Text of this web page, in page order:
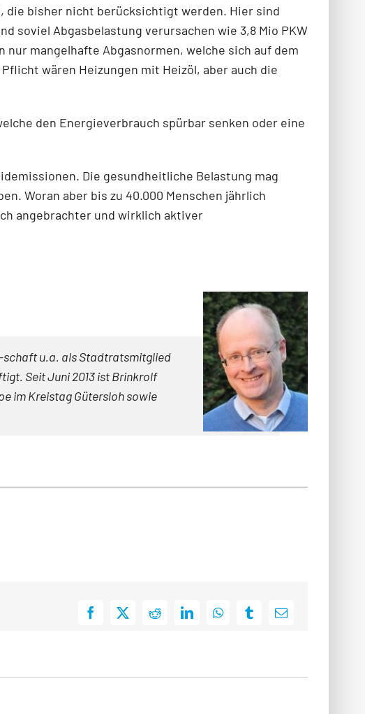
die bisher nicht berücksichtigt werden. Hier sind
soviel Abgasbelastung verursachen wie 3,8 Mio PKW
man­gelhafte Abgasnormen, welche sich auf dem
wären Heizungen mit Heizöl, aber auch die
den Energieverbrauch spürbar senken oder eine
Die gesundheitliche Belastung mag
Woran aber bis zu 40.000 Menschen jährlich
angebrachter und wirklich aktiver
schaft u.a. als Stadtratsmitglied
Seit Juni 2013 ist Brinkrolf
im Kreistag Gütersloh sowie
Facebook
X RedditLinkedInWhatsAppTumblrE-